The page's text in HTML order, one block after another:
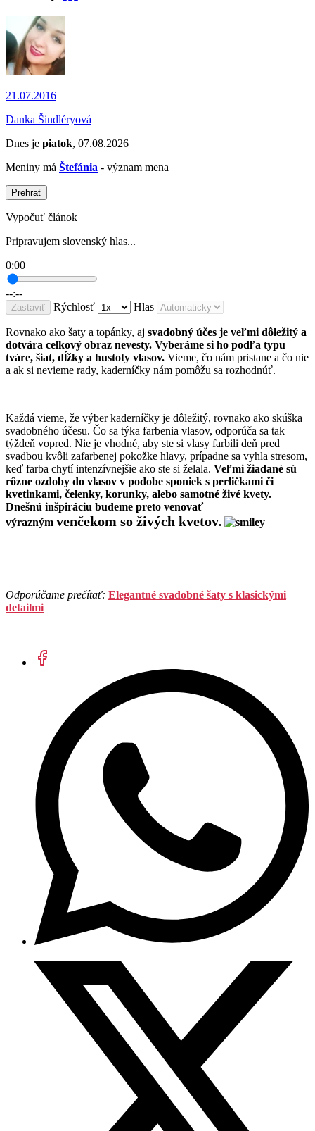
21.07.2016
Danka Šindléryová
Dnes je piatok, 07.08.2026
Meniny má Štefánia - význam mena
Prehrať
Vypočuť článok
Pripravujem slovenský hlas...
0:00
--:--
Zastaviť Rýchlosť Hlas
Rovnako ako šaty a topánky, aj svadobný účes je veľmi dôležitý a
dotvára celkový obraz nevesty. Vyberáme si ho podľa typu
tváre, šiat, dĺžky a hustoty vlasov. Vieme, čo nám pristane a čo nie
a ak si nevieme rady, kaderníčky nám pomôžu sa rozhodnúť.
Každá vieme, že výber kaderníčky je dôležitý, rovnako ako skúška
svadobného účesu. Čo sa týka farbenia vlasov, odporúča sa tak
týždeň vopred. Nie je vhodné, aby ste si vlasy farbili deň pred
svadbou kvôli zafarbenej pokožke hlavy, prípadne sa vyhla stresom,
keď farba chytí intenzívnejšie ako ste si želala. Veľmi žiadané sú
rôzne ozdoby do vlasov v podobe sponiek s perličkami či
kvetinkami, čelenky, korunky, alebo samotné živé kvety.
Dnešnú inšpiráciu budeme preto venovať
výrazným venčekom so živých kvetov.
Odporúčame prečítať: Elegantné svadobné šaty s klasickými
detailmi